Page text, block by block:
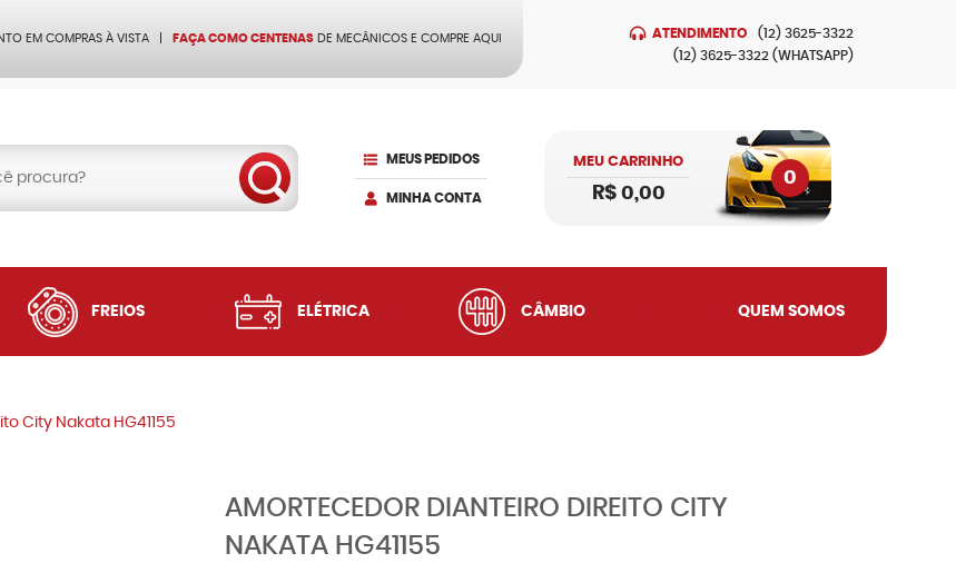
EM COMPRAS À VISTA FAÇA COMO CENTENAS DE MECÂNICOS E COMPRE AQUI ATENDIMENTO (12) 3625-3322
(12) 3625-3322 (WHATSAPP)
MEUS PEDIDOS
MINHA CONTA
MEU CARRINHO
0
R$ 0,00
FREIOS ELÉTRICA CÂMBIO QUEM SOMOS
City Nakata HG41155
AMORTECEDOR DIANTEIRO DIREITO CITY
NAKATA HG41155